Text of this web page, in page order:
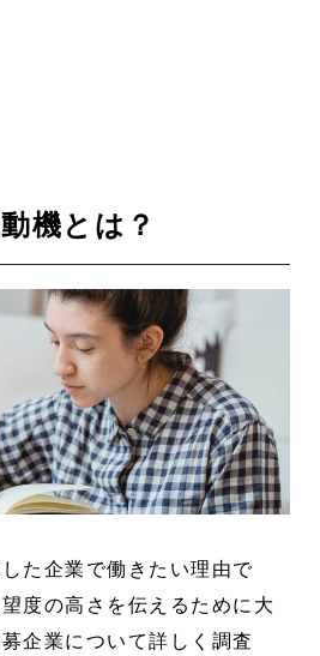
機とは？
た企業で働きたい理由で
度の高さを伝えるために大
企業について詳しく調査